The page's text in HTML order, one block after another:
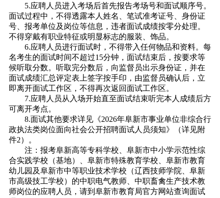
5.应聘人员进入考场后首先报告考场号和面试顺序号。
面试过程中，不得透露本人姓名、笔试准考证号、身份证
号、报考单位及岗位等信息，违者面试成绩按零分处理。
不得穿戴有职业特征或明显标志的服装、饰品。
6.应聘人员进行面试时，不得带入任何物品和资料。每
名考生的面试时间不超过15分钟，面试结束后，按要求等
候听取分数。听取完分数后，向监督员出示身份证，并在
面试成绩汇总评定表上签字按手印，由监督员确认后，立
即离开面试工作区，不得再次返回面试工作区。
7.应聘人员从入场开始直至面试结束听完本人成绩后方
可离开考点。
8.面试其他要求详见《2026年阜新市事业单位非综合行
政执法类岗位面向社会公开招聘面试人员须知》（详见附
件2）。
注：报考阜新高等专科学校、阜新市中小学示范性综
合实践学校（基地）、阜新市特殊教育学校、阜新市教育
幼儿园及阜新市中等职业技术学校（辽西技师学院、阜新
市高级技工学校）的中职电气教师、中职畜禽生产技术教
师岗位的应聘人员，请到阜新市教育局官方网站查询面试